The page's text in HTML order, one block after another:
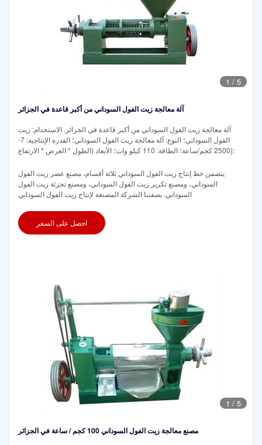
1 / 5
آلة معالجة زيت الفول السوداني من أكبر قاعدة في الجزائر
آلة معالجة زيت الفول السوداني من أكبر قاعدة في الجزائر. الاستخدام: زيت
الفول السوداني؛ النوع: آلة معالجة زيت الفول السوداني؛ القدرة الإنتاجية: 7-
2500 كجم/ساعة؛ الطاقة: 110 كيلو وات؛ الأبعاد (الطول * العرض * الارتفاع):
يتضمن خط إنتاج زيت الفول السوداني ثلاثة أقسام، مصنع عصر زيت الفول
السوداني، ومصنع تكرير زيت الفول السوداني، ومصنع تجزئة زيت الفول
السوداني. بصفتنا الشركة المصنعة لإنتاج زيت الفول السوداني
احصل على السعر
1 / 5
مصنع معالجة زيت الفول السوداني 100 كجم / ساعة في الجزائر